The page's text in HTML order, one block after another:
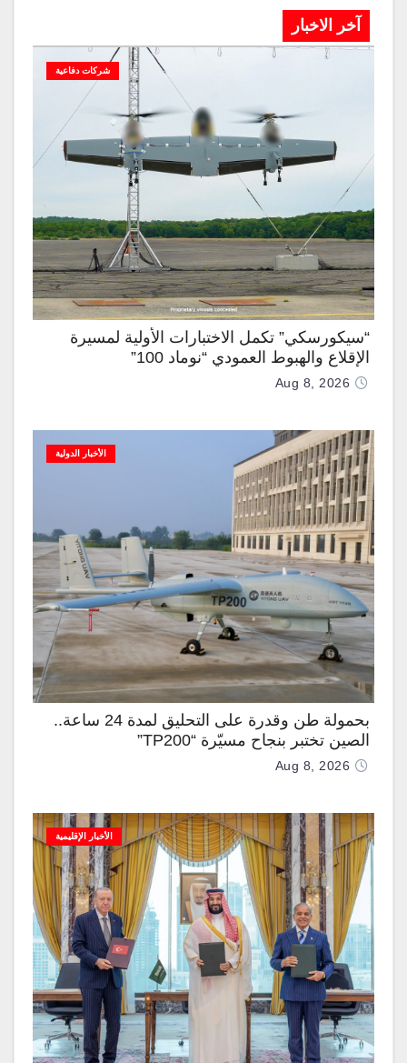
آخر الاخبار
شركات دفاعية
“سيكورسكي” تكمل الاختبارات الأولية لمسيرة
الإقلاع والهبوط العمودي “نوماد 100”
Aug 8, 2026
الأخبار الدولية
بحمولة طن وقدرة على التحليق لمدة 24 ساعة..
الصين تختبر بنجاح مسيّرة “TP200”
Aug 8, 2026
الأخبار الإقليمية